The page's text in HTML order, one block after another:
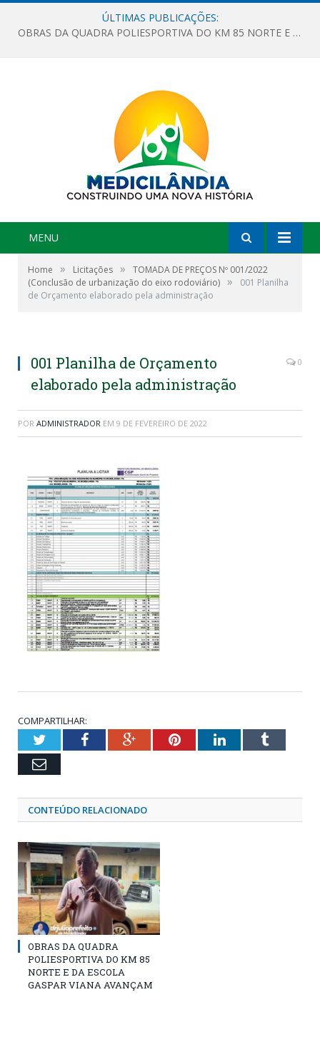
ÚLTIMAS PUBLICAÇÕES:
OBRAS DA QUADRA POLIESPORTIVA DO KM 85 NORTE E DA ESCOLA GASPAR VIANA AVANÇAM
MENU
Home » Licitações »
TOMADA DE PREÇOS Nº 001/2022
(Conclusão de urbanização do eixo rodoviário) »
001 Planilha
de Orçamento elaborado pela administração
001 Planilha de Orçamento
elaborado pela administração
0
POR ADMINISTRADOR EM 9 DE FEVEREIRO DE 2022
COMPARTILHAR:
TwitterFacebookGoogle+PinterestLinkedInTumblr
Email
CONTEÚDO RELACIONADO
OBRAS DA QUADRA
POLIESPORTIVA DO KM 85
NORTE E DA ESCOLA
GASPAR VIANA AVANÇAM